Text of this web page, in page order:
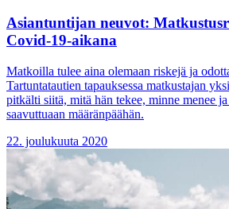
Asiantuntijan neuvot:
Covid-19-aikana
Matkoilla tulee aina olemaan riskejä ja
Tartuntatautien tapauksessa matkustajan
pitkälti siitä, mitä hän tekee, minne menee
saavuttuaan määränpäähän.
22. joulukuuta 2020